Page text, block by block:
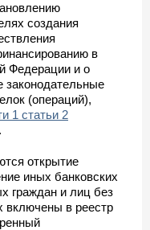
создания
в
Федерации и о
законодательные
(операций),
1 статьи 2
открытие
иных банковских
граждан и лиц без
включены в реестр